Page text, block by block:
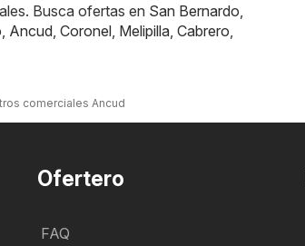
Busca ofertas en San Bernardo
Ancud Coronel Melipilla Cabrero
comerciales Ancud
Ofertero
FAQ